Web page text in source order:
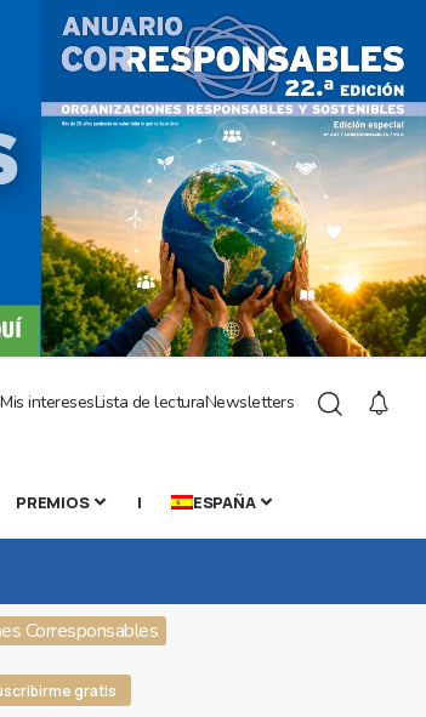
Mis interesesLista de lecturaNewsletters
PREMIOS | ESPAÑA
Corresponsables
gratis